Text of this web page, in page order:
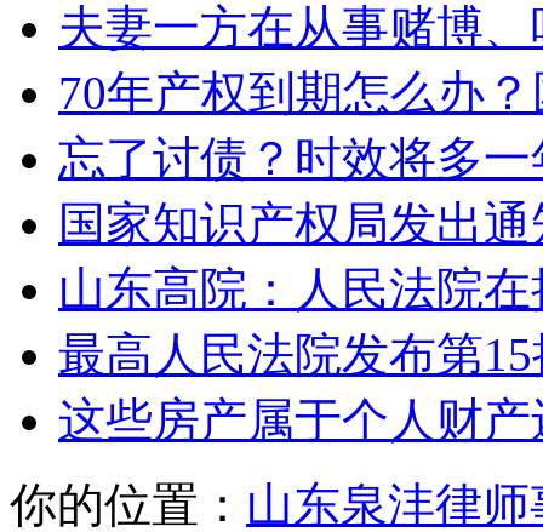
夫妻一方在从事赌博
70年产权到期怎么办
忘了讨债？时效将多
国家知识产权局发出
山东高院：人民法院
最高人民法院发布第
这些房产属于个人财
你的位置： 山东泉沣律